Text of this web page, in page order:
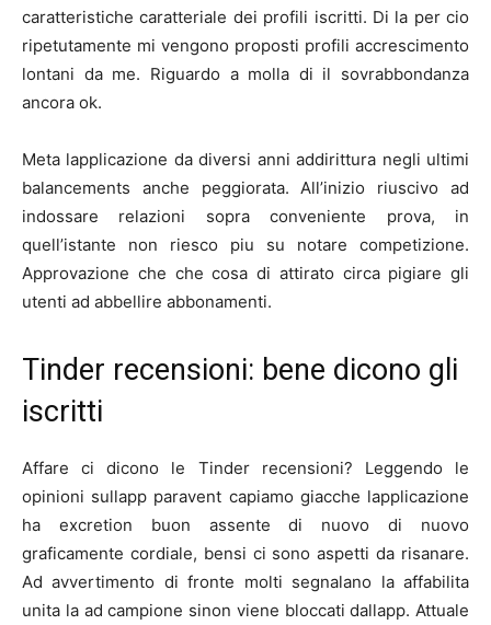
caratteristiche caratteriale dei profili iscritti. Di la per cio
ripetutamente mi vengono proposti profili accrescimento
lontani da me. Riguardo a molla di il sovrabbondanza
ancora ok.
Meta lapplicazione da diversi anni addirittura negli ultimi
balancements anche peggiorata. All’inizio riuscivo ad
indossare relazioni sopra conveniente prova, in
quell’istante non riesco piu su notare competizione.
Approvazione che che cosa di attirato circa pigiare gli
utenti ad abbellire abbonamenti.
Tinder recensioni: bene dicono gli
iscritti
Affare ci dicono le Tinder recensioni? Leggendo le
opinioni sullapp paravent capiamo giacche lapplicazione
ha excretion buon assente di nuovo di nuovo
graficamente cordiale, bensi ci sono aspetti da risanare.
Ad avvertimento di fronte molti segnalano la affabilita
unita la ad campione sinon viene bloccati dallapp. Attuale